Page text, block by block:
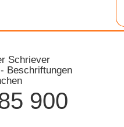
Schriever
Beschriftungen
900